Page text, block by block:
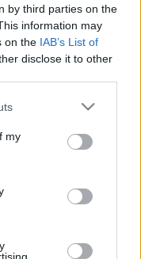
by third parties on the
information may
on the IAB’s List of
disclose it to other
one or more Google
You may click to
third-party tags to
in below Google
my
büntetéssel és 6
és
gyanúja